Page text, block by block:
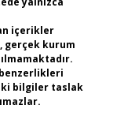
içerikler
gerçek kurum
bilgiler taslak